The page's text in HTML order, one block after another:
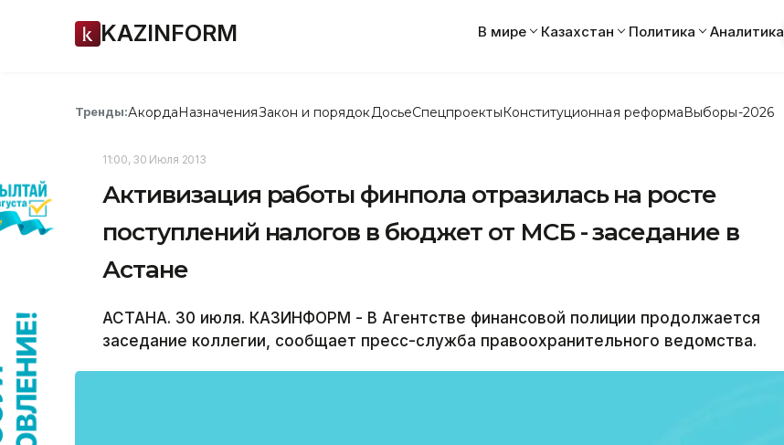
KAZINFORM В мире Казахстан Политика Аналитика
Тренды:АкордаНазначенияЗакон и порядок ДосьеСпецпроектыКонституционная реформаВыборы-2026
11:00, 30 Июля 2013
Активизация работы финпола отразилась на росте
поступлений налогов в бюджет от МСБ - заседание в
Астане
АСТАНА. 30 июля. КАЗИНФОРМ - В Агентстве финансовой полиции продолжается
заседание коллегии, сообщает пресс-служба правоохранительного ведомства.